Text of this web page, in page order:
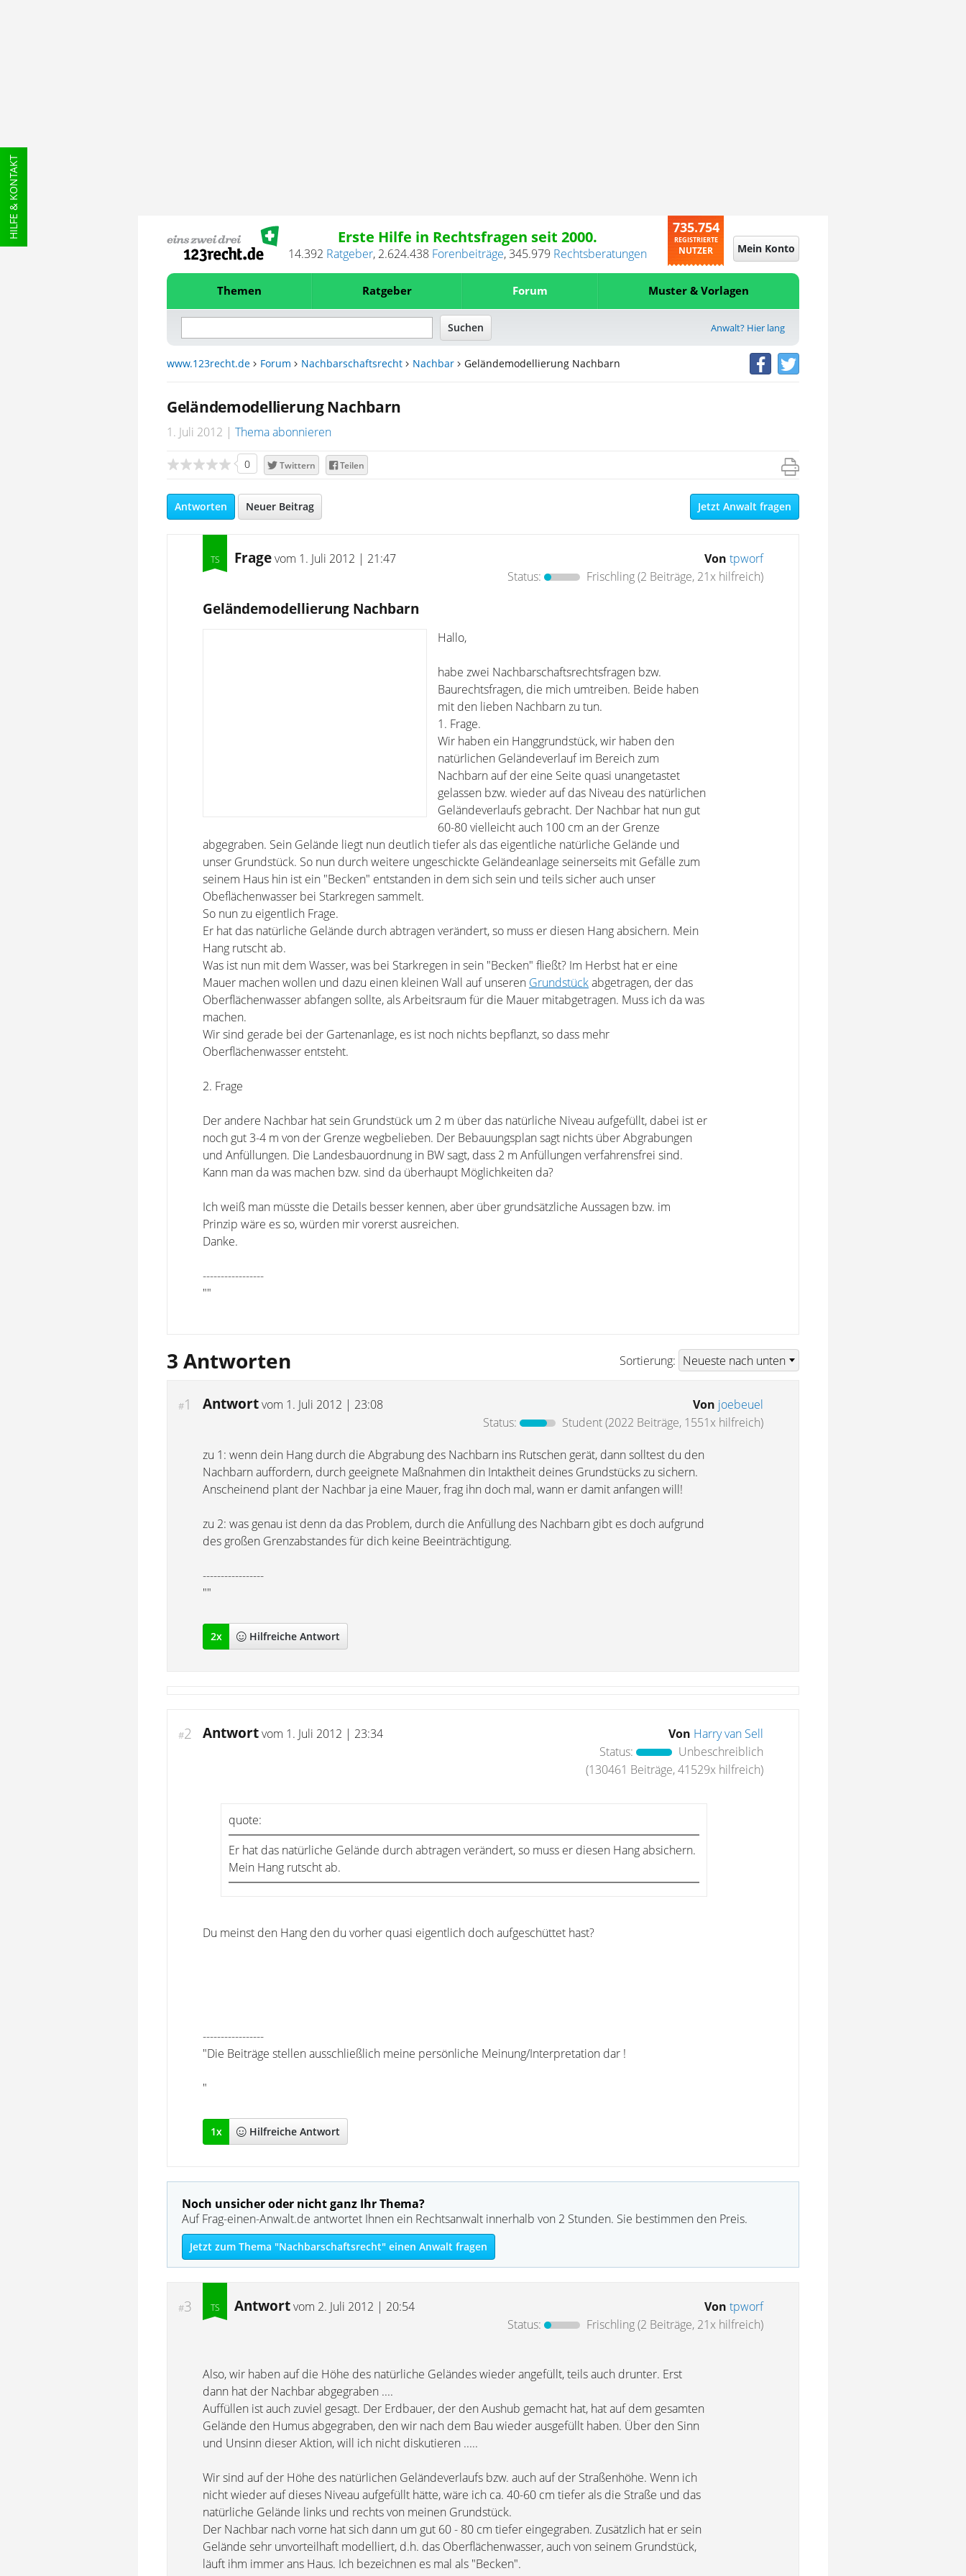
HILFE & KONTAKT Erste Hilfe in Rechtsfragen seit 2000.
14.392 Ratgeber, 2.624.438 Forenbeiträge,345.979 Rechtsberatungen
735.754
REGISTRIERTE
NUTZER Mein Konto
Themen Ratgeber Forum Muster & Vorlagen
Anwalt? Hier lang
www.123recht.de Forum Nachbarschaftsrecht Nachbar Geländemodellierung Nachbarn
Geländemodellierung Nachbarn
1. Juli 2012 Thema abonnieren
0 Twittern Teilen
Antworten Neuer Beitrag Jetzt Anwalt fragen
Fragevom 1. Juli 2012 | 21:47 Von tpworf
Status:
Frischling(2 Beiträge, 21x hilfreich)
Geländemodellierung Nachbarn
Hallo,
habe zwei Nachbarschaftsrechtsfragen bzw.
Baurechtsfragen, die mich umtreiben. Beide haben
mit den lieben Nachbarn zu tun.
1. Frage.
Wir haben ein Hanggrundstück, wir haben den
natürlichen Geländeverlauf im Bereich zum
Nachbarn auf der eine Seite quasi unangetastet
gelassen bzw. wieder auf das Niveau des natürlichen
Geländeverlaufs gebracht. Der Nachbar hat nun gut
60-80 vielleicht auch 100 cm an der Grenze
abgegraben. Sein Gelände liegt nun deutlich tiefer als das eigentliche natürliche Gelände und
unser Grundstück. So nun durch weitere ungeschickte Geländeanlage seinerseits mit Gefälle zum
seinem Haus hin ist ein "Becken" entstanden in dem sich sein und teils sicher auch unser
Obeflächenwasser bei Starkregen sammelt.
So nun zu eigentlich Frage.
Er hat das natürliche Gelände durch abtragen verändert, so muss er diesen Hang absichern. Mein
Hang rutscht ab.
Was ist nun mit dem Wasser, was bei Starkregen in sein "Becken" fließt? Im Herbst hat er eine
Mauer machen wollen und dazu einen kleinen Wall auf unseren Grundstückabgetragen, der das
Oberflächenwasser abfangen sollte, als Arbeitsraum für die Mauer mitabgetragen. Muss ich da was
machen.
Wir sind gerade bei der Gartenanlage, es ist noch nichts bepflanzt, so dass mehr
Oberflächenwasser entsteht.
2. Frage
Der andere Nachbar hat sein Grundstück um 2 m über das natürliche Niveau aufgefüllt, dabei ist er
noch gut 3-4 m von der Grenze wegbelieben. Der Bebauungsplan sagt nichts über Abgrabungen
und Anfüllungen. Die Landesbauordnung in BW sagt, dass 2 m Anfüllungen verfahrensfrei sind.
Kann man da was machen bzw. sind da überhaupt Möglichkeiten da?
Ich weiß man müsste die Details besser kennen, aber über grundsätzliche Aussagen bzw. im
Prinzip wäre es so, würden mir vorerst ausreichen.
Danke.
-----------------
""
3 Antworten Sortierung:
#1 Antwortvom 1. Juli 2012 | 23:08 Von joebeuel
Status:
Student(2022 Beiträge, 1551x hilfreich)
zu 1: wenn dein Hang durch die Abgrabung des Nachbarn ins Rutschen gerät, dann solltest du den
Nachbarn auffordern, durch geeignete Maßnahmen din Intaktheit deines Grundstücks zu sichern.
Anscheinend plant der Nachbar ja eine Mauer, frag ihn doch mal, wann er damit anfangen will!
zu 2: was genau ist denn da das Problem, durch die Anfüllung des Nachbarn gibt es doch aufgrund
des großen Grenzabstandes für dich keine Beeinträchtigung.
-----------------
""
2x Hilfreiche Antwort
#2 Antwortvom 1. Juli 2012 | 23:34 Von Harry van Sell
Status:
Unbeschreiblich
(130461 Beiträge, 41529x hilfreich)
quote:
Er hat das natürliche Gelände durch abtragen verändert, so muss er diesen Hang absichern.
Mein Hang rutscht ab.
Du meinst den Hang den du vorher quasi eigentlich doch aufgeschüttet hast?
-----------------
"Die Beiträge stellen ausschließlich meine persönliche Meinung/Interpretation dar !
"
1x Hilfreiche Antwort
Noch unsicher oder nicht ganz Ihr Thema?
Auf Frag-einen-Anwalt.de antwortet Ihnen ein Rechtsanwalt innerhalb von 2 Stunden. Sie bestimmen den Preis.
Jetzt zum Thema "Nachbarschaftsrecht" einen Anwalt fragen
#3 Antwortvom 2. Juli 2012 | 20:54 Von tpworf
Status:
Frischling(2 Beiträge, 21x hilfreich)
Also, wir haben auf die Höhe des natürliche Geländes wieder angefüllt, teils auch drunter. Erst
dann hat der Nachbar abgegraben ....
Auffüllen ist auch zuviel gesagt. Der Erdbauer, der den Aushub gemacht hat, hat auf dem gesamten
Gelände den Humus abgegraben, den wir nach dem Bau wieder ausgefüllt haben. Über den Sinn
und Unsinn dieser Aktion, will ich nicht diskutieren .....
Wir sind auf der Höhe des natürlichen Geländeverlaufs bzw. auch auf der Straßenhöhe. Wenn ich
nicht wieder auf dieses Niveau aufgefüllt hätte, wäre ich ca. 40-60 cm tiefer als die Straße und das
natürliche Gelände links und rechts von meinen Grundstück.
Der Nachbar nach vorne hat sich dann um gut 60 - 80 cm tiefer eingegraben. Zusätzlich hat er sein
Gelände sehr unvorteilhaft modelliert, d.h. das Oberflächenwasser, auch von seinem Grundstück,
läuft ihm immer ans Haus. Ich bezeichnen es mal als "Becken".